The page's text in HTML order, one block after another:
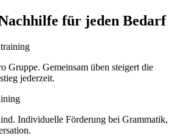
für jeden Bedarf
Gruppe. Gemeinsam üben steigert die
jederzeit.
Individuelle Förderung bei Grammatik,